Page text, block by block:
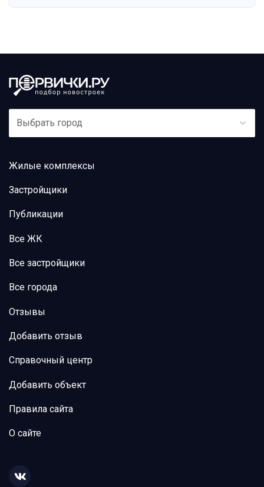
Выбрать город
Жилые комплексы
Застройщики
Публикации
Все ЖК
Все застройщики
Все города
Отзывы
Добавить отзыв
Справочный центр
Добавить объект
Правила сайта
О сайте